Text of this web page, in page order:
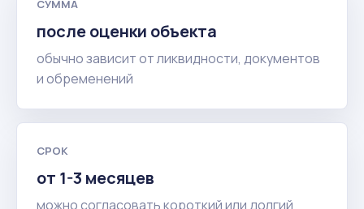
СУММА
после оценки объекта
обычно зависит от ликвидности, документов
и обременений
СРОК
от 1-3 месяцев
можно согласовать короткий или долгий